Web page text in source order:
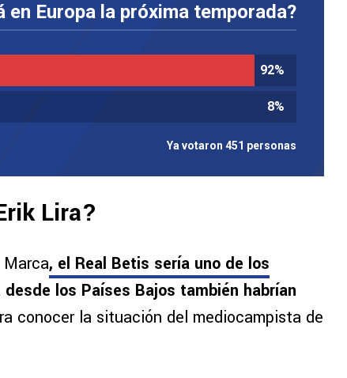
en Europa la próxima temporada?
92%
8%
Ya votaron 451 personas
Lira?
, el Real Betis sería uno de los
desde los Países Bajos también habrían
conocer la situación del mediocampista de